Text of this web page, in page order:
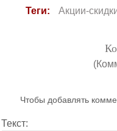
Теги: Акции-
Чтобы добавлять
Текст: